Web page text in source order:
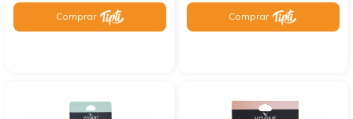
Comprar Comprar